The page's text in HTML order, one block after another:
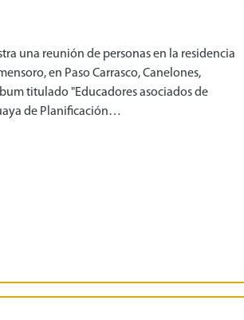
una reunión de personas en la residencia
en Paso Carrasco, Canelones,
titulado "Educadores asociados de
de Planificación…